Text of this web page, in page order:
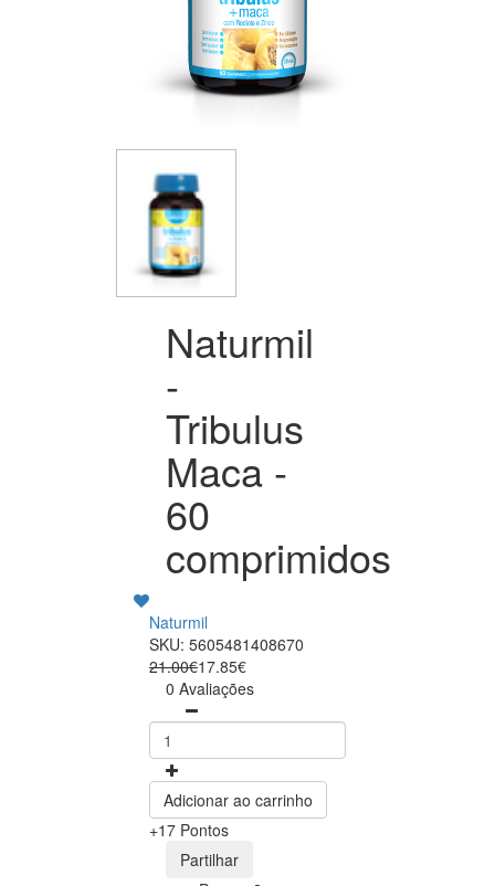
Naturmil
-
Tribulus
Maca -
60
comprimidos
Naturmil
SKU: 5605481408670
21.00€17.85€
0 Avaliações
Adicionar ao carrinho
+17 Pontos
Partilhar